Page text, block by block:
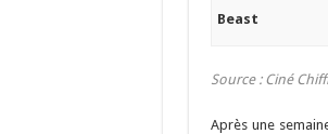
Beast
Source : Ciné
Après une